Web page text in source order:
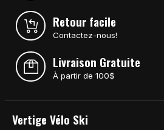
Retour facile
Contactez-nous!
Livraison Gratuite
À partir de 100$
Vertige Vélo Ski